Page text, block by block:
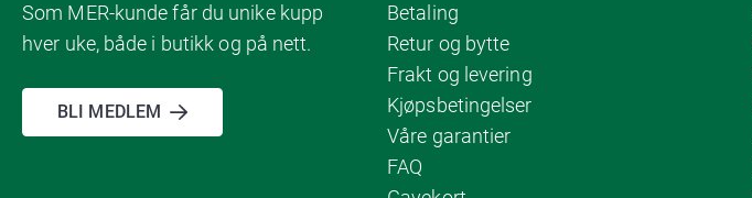
Som MER-kunde får du unike kupp
hver uke, både i butikk og på nett.
BLI MEDLEM
Betaling
Retur og bytte
Frakt og levering
Kjøpsbetingelser
Våre garantier
FAQ